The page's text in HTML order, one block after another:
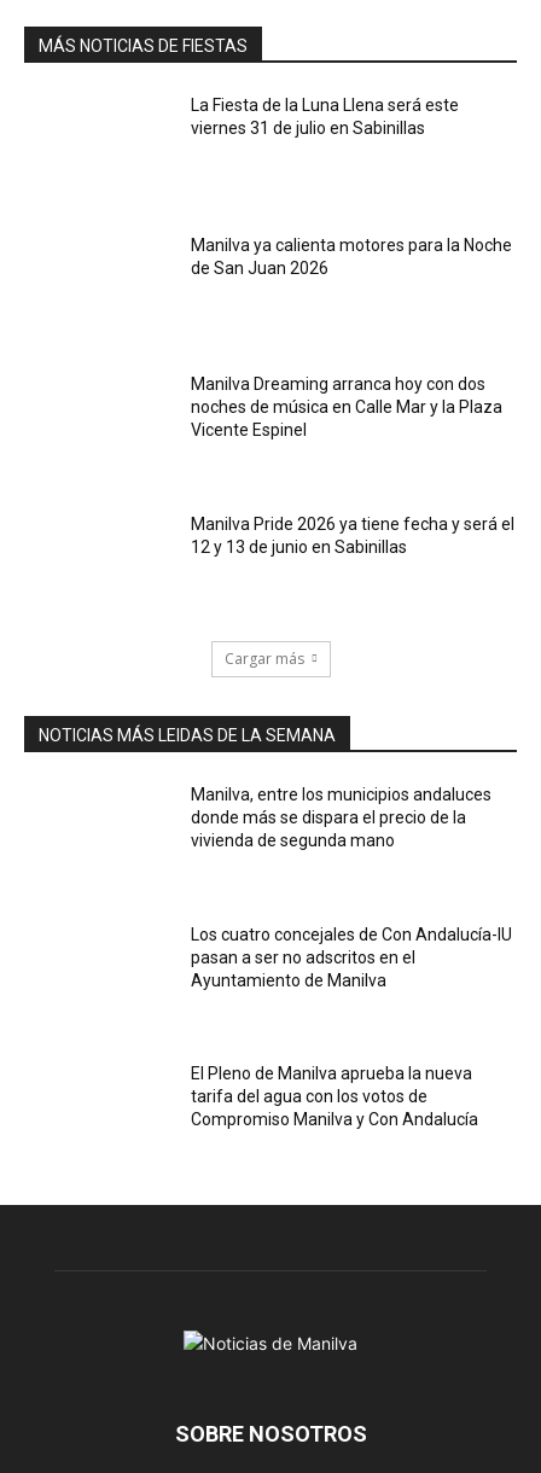
MÁS NOTICIAS DE FIESTAS
La Fiesta de la Luna Llena será este
viernes 31 de julio en Sabinillas
Manilva ya calienta motores para la Noche
de San Juan 2026
Manilva Dreaming arranca hoy con dos
noches de música en Calle Mar y la Plaza
Vicente Espinel
Manilva Pride 2026 ya tiene fecha y será el
12 y 13 de junio en Sabinillas
Cargar más
NOTICIAS MÁS LEIDAS DE LA SEMANA
Manilva, entre los municipios andaluces
donde más se dispara el precio de la
vivienda de segunda mano
Los cuatro concejales de Con Andalucía-IU
pasan a ser no adscritos en el
Ayuntamiento de Manilva
El Pleno de Manilva aprueba la nueva
tarifa del agua con los votos de
Compromiso Manilva y Con Andalucía
SOBRE NOSOTROS